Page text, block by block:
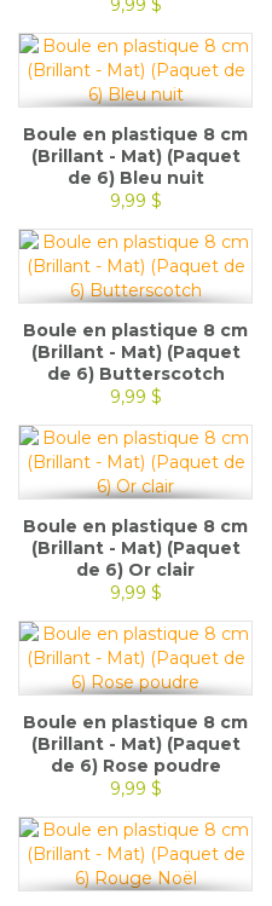
9,99 $
Boule en plastique 8 cm
(Brillant - Mat) (Paquet
de 6) Bleu nuit
9,99 $
Boule en plastique 8 cm
(Brillant - Mat) (Paquet
de 6) Butterscotch
9,99 $
Boule en plastique 8 cm
(Brillant - Mat) (Paquet
de 6) Or clair
9,99 $
Boule en plastique 8 cm
(Brillant - Mat) (Paquet
de 6) Rose poudre
9,99 $